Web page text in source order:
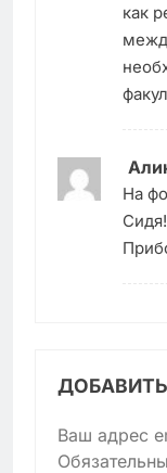
как
На
Ваш адрес